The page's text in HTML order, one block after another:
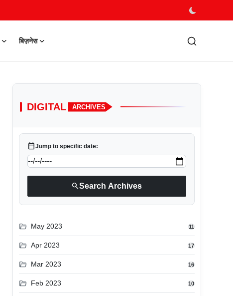
बिज़नेस
DIGITAL ARCHIVES
calendar_todayJump to specific date:
searchSearch Archives
folder_open May 2023 11
folder_open Apr 2023 17
folder_open Mar 2023 16
folder_open Feb 2023 10